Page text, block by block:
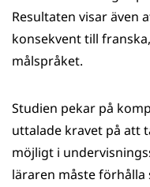
Resultaten visar även
konsekvent till
målspråket.
Studien pekar på
uttalade kravet på att
möjligt i
läraren måste